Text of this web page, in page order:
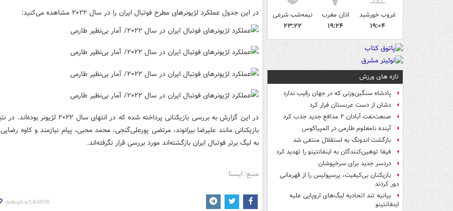
غروب خورشید
۱۹:۰۴
اذان مغرب
۱۹:۲۴
نیمه‌شب شرعی
۲۳:۲۲
تازه های ورزش
پادشاه سنگین‌وزنی که در جهان رقیب ندارد
دشان از دست عربستان فرار کرد
صنعت‌نفت آبادان ۲ مدافع جدید جذب کرد
آینده نامعلوم طارمی در المپیاکوس
بازگشت اندونگ به استقلال منتفی شد
فیفا توهین‌کنندگان به اینفانتینو را تهدید کرد
دردسر جدید برای سرخپوشان
بازیکنان بی‌کیفیت، پرسپولیس را از قهرمانی
دور کردند
بیانیه تند اتحادیه لیگ‌های اروپایی علیه
اینفانتینو
در این جدول عملکرد لژیونرهای مطرح فوتبال ایران را در سال ۲۰۲۲ مشاهده می‌کنید:
در این گزارش به بررسی بازیکنانی پرداخته شده که در انتهای سال ۲۰۲۲ لژیونر
بازیکنانی مانند علیرضا بیرانوند، مرتضی پورعلی‌گنجی، محمد محبی، پیام نیازمند و کاوه
به لیگ برتر فوتبال ایران بازگشته‌اند مورد بررسی قرار نگرفته‌اند.
منبع: ایسنا